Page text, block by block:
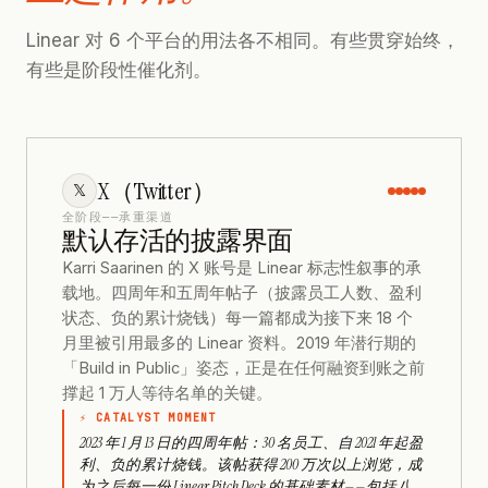
Linear 对 6 个平台的用法各不相同。有些贯穿始终，
有些是阶段性催化剂。
𝕏 X（Twitter）
全阶段——承重渠道
默认存活的披露界面
Karri Saarinen 的 X 账号是 Linear 标志性叙事的承
载地。四周年和五周年帖子（披露员工人数、盈利
状态、负的累计烧钱）每一篇都成为接下来 18 个
月里被引用最多的 Linear 资料。2019 年潜行期的
「Build in Public」姿态，正是在任何融资到账之前
撑起 1 万人等待名单的关键。
⚡ CATALYST MOMENT
2023 年 1 月 13 日的四周年帖：30 名员工、自 2021 年起盈
利、负的累计烧钱。该帖获得 200 万次以上浏览，成